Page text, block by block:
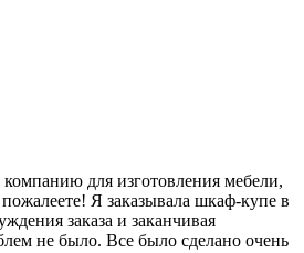
для изготовления мебели,
Я заказывала шкаф-купе в
заказа и заканчивая
не было. Все было сделано очень